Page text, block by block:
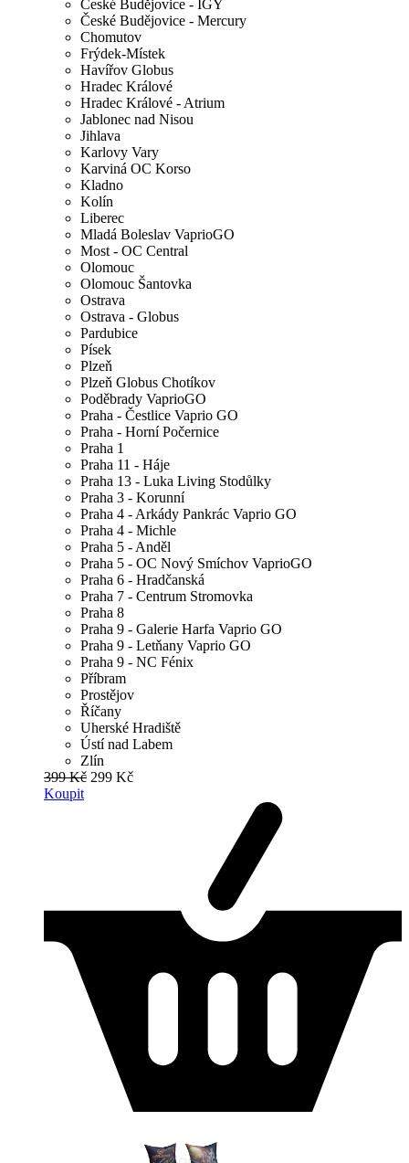
České Budějovice - IGY
České Budějovice - Mercury
Chomutov
Frýdek-Místek
Havířov Globus
Hradec Králové
Hradec Králové - Atrium
Jablonec nad Nisou
Jihlava
Karlovy Vary
Karviná OC Korso
Kladno
Kolín
Liberec
Mladá Boleslav VaprioGO
Most - OC Central
Olomouc
Olomouc Šantovka
Ostrava
Ostrava - Globus
Pardubice
Písek
Plzeň
Plzeň Globus Chotíkov
Poděbrady VaprioGO
Praha - Čestlice Vaprio GO
Praha - Horní Počernice
Praha 1
Praha 11 - Háje
Praha 13 - Luka Living Stodůlky
Praha 3 - Korunní
Praha 4 - Arkády Pankrác Vaprio GO
Praha 4 - Michle
Praha 5 - Anděl
Praha 5 - OC Nový Smíchov VaprioGO
Praha 6 - Hradčanská
Praha 7 - Centrum Stromovka
Praha 8
Praha 9 - Galerie Harfa Vaprio GO
Praha 9 - Letňany Vaprio GO
Praha 9 - NC Fénix
Příbram
Prostějov
Říčany
Uherské Hradiště
Ústí nad Labem
Zlín
399 Kč 299 Kč
Koupit